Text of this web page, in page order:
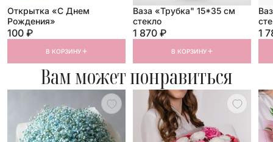
Открытка «С Днем
Рождения»
100 ₽
В КОРЗИНУ
Ваза «Трубка" 15*35 см
стекло
1 870 ₽
В КОРЗИНУ
1
Вам может понравиться